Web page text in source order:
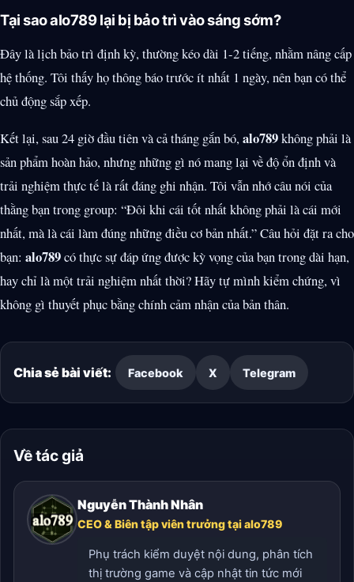
Tại sao alo789 lại bị bảo trì vào sáng sớm?
Đây là lịch bảo trì định kỳ, thường kéo dài 1-2 tiếng, nhằm nâng cấp
hệ thống. Tôi thấy họ thông báo trước ít nhất 1 ngày, nên bạn có thể
chủ động sắp xếp.
Kết lại, sau 24 giờ đầu tiên và cả tháng gắn bó,alo789không phải là
sản phẩm hoàn hảo, nhưng những gì nó mang lại về độ ổn định và
trải nghiệm thực tế là rất đáng ghi nhận. Tôi vẫn nhớ câu nói của
thằng bạn trong group: “Đôi khi cái tốt nhất không phải là cái mới
nhất, mà là cái làm đúng những điều cơ bản nhất.” Câu hỏi đặt ra cho
bạn: alo789có thực sự đáp ứng được kỳ vọng của bạn trong dài hạn,
hay chỉ là một trải nghiệm nhất thời? Hãy tự mình kiểm chứng, vì
không gì thuyết phục bằng chính cảm nhận của bản thân.
Chia sẻ bài viết: Facebook X Telegram
Về tác giả
Nguyễn Thành Nhân
CEO & Biên tập viên trưởng tại alo789
Phụ trách kiểm duyệt nội dung, phân tích
thị trường game và cập nhật tin tức mới